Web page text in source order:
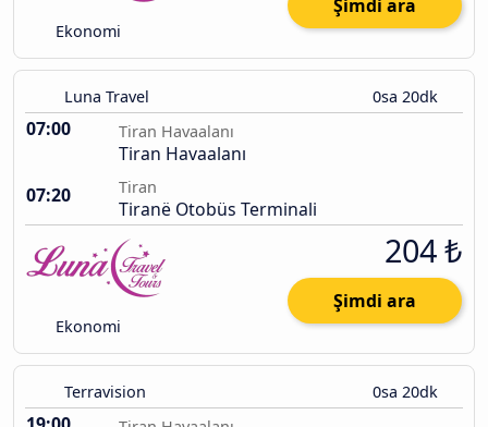
Ekonomi
Şimdi ara
Luna Travel 0sa 20dk
07:00 Tiran Havaalanı
Tiran Havaalanı
07:20
Tiran
Tiranë Otobüs Terminali
Ekonomi
204 ₺
Şimdi ara
Terravision 0sa 20dk